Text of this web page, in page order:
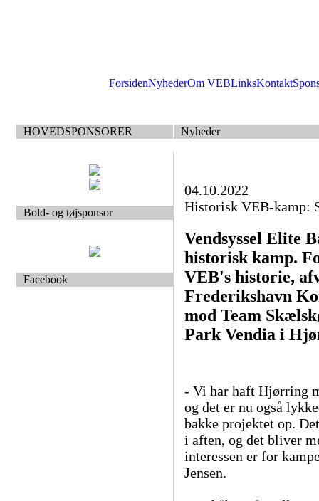
ForsidenNyhederOm VEBLinksKontakt
HOVEDSPONSORER Nyheder
Bold- og tøjsponsor
Facebook
04.10.2022
Historisk VEB-kamp:
Vendsyssel Elite
historisk kamp.
VEB's historie,
Frederikshavn
mod Team
Park Vendia i
- Vi har haft Hjørring
og det er nu også
bakke projektet op.
i aften, og det bliver
interessen er for
Jensen.